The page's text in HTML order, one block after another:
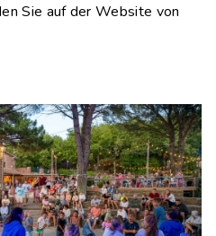
Sie auf der Website von